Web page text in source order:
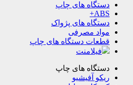
دستگاه های چاپ
ABS+
دستگاه های پژواک
مواد مصرفی
قطعات دستگاه های چاپ
فیلامنت
دستگاه های چاپ
ریکو آفیشیو